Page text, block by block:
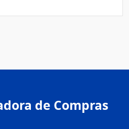
de Compras